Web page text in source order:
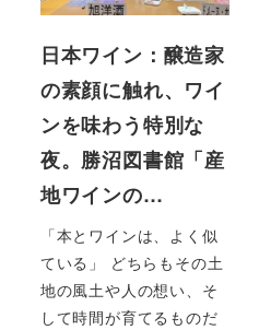
日本ワイン：醸造家
の素顔に触れ、ワイ
ンを味わう特別な
夜。勝沼図書館「産
地ワインの…
「本とワインは、よく似
ている」 どちらもその土
地の風土や人の想い、そ
して時間が育てるものだ